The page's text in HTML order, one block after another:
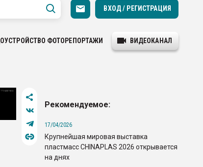
ВХОД / РЕГИСТРАЦИЯ
ФОТОРЕПОРТАЖИ ВИДЕОКАНАЛ
Рекомендуемое:
17/04/2026
Крупнейшая мировая выставка
пластмасс CHINAPLAS 2026 открывается
на днях